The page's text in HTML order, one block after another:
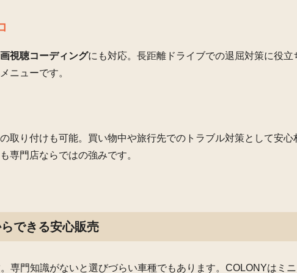
視聴コーディングにも対応。長距離ドライブでの退屈対策に役立
ニューです。
の取り付けも可能。買い物中や旅行先でのトラブル対策として安心
専門店ならではの強みです。
できる安心販売
専門知識がないと選びづらい車種でもあります。COLONYはミニ